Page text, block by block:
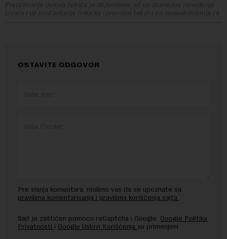
Preuzimanje delova teksta je dozvoljeno, ali uz obavezno navođenje
izvora i uz postavljanje linka ka izvornom tekstu na novaekonomija.rs
OSTAVITE ODGOVOR
Pre slanja komentara, molimo vas da se upoznate sa
pravilima komentarisanja i pravilima korišćenja sajta.
Sajt je zaštićen pomocu reCaptcha i Google. Google Politika
Privatnosti i Google Uslovi Korišćenja su primenjeni.